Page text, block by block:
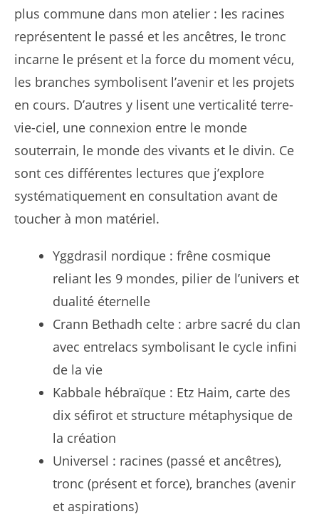
plus commune dans mon atelier : les racines
représentent le passé et les ancêtres, le tronc
incarne le présent et la force du moment vécu,
les branches symbolisent l’avenir et les projets
en cours. D’autres y lisent une verticalité terre-
vie-ciel, une connexion entre le monde
souterrain, le monde des vivants et le divin. Ce
sont ces différentes lectures que j’explore
systématiquement en consultation avant de
toucher à mon matériel.
Yggdrasil nordique : frêne cosmique
reliant les 9 mondes, pilier de l’univers et
dualité éternelle
Crann Bethadh celte : arbre sacré du clan
avec entrelacs symbolisant le cycle infini
de la vie
Kabbale hébraïque : Etz Haim, carte des
dix séfirot et structure métaphysique de
la création
Universel : racines (passé et ancêtres),
tronc (présent et force), branches (avenir
et aspirations)